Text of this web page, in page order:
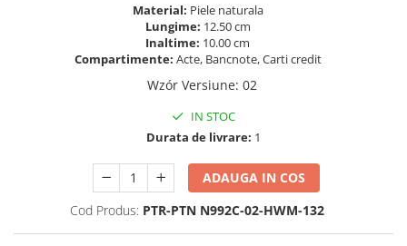
Material: Piele naturala
Lungime: 12.50 cm
Inaltime: 10.00 cm
Compartimente: Acte, Bancnote, Carti credit
Wzór Versiune: 02
IN STOC
Durata de livrare: 1
ADAUGA IN COS
Cod Produs: PTR-PTN N992C-02-HWM-132